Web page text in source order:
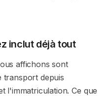
inclut déjà tout
affichons sont
transport depuis
l'immatriculation. Ce que